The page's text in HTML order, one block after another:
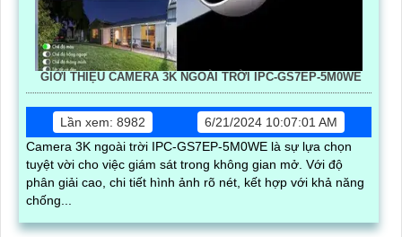
GIỚI THIỆU CAMERA 3K NGOÀI TRỜI IPC-GS7EP-5M0WE
Lần xem: 8982
6/21/2024 10:07:01 AM
Camera 3K ngoài trời IPC-GS7EP-5M0WE là sự lựa chọn
tuyệt vời cho việc giám sát trong không gian mở. Với độ
phân giải cao, chi tiết hình ảnh rõ nét, kết hợp với khả năng
chống...